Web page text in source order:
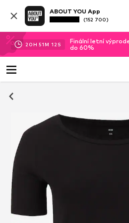
ABOUT YOU App
(152 700)
20H 51M 12 S
Finální letní
do 60%